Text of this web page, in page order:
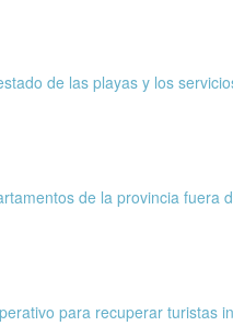
de las playas y los
de la provincia fuera
para recuperar turistas